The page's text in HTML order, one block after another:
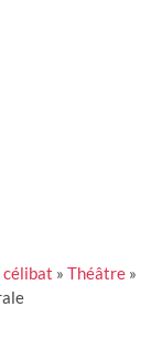
célibat »Théâtre »